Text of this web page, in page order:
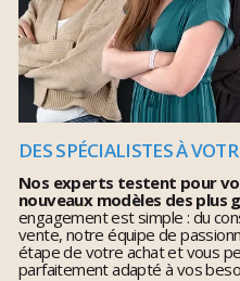
DES SPÉCIALISTES À
Nos experts testent pour
nouveaux modèles des plus
engagement est simple : du
vente, notre équipe de
étape de votre achat et vous
parfaitement adapté à vos